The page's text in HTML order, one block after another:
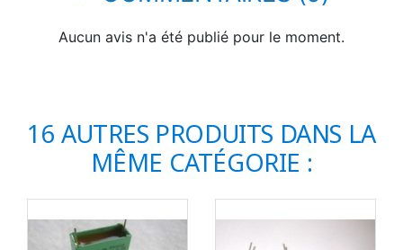
Aucun avis n'a été publié pour le moment.
16 AUTRES PRODUITS DANS LA
MÊME CATÉGORIE :